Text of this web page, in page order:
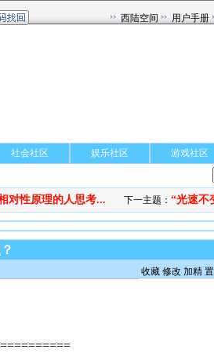
社会社区 娱乐社区 游戏社区
对性原理的人思考... 下一主题： “光速不
收藏 修改 加精